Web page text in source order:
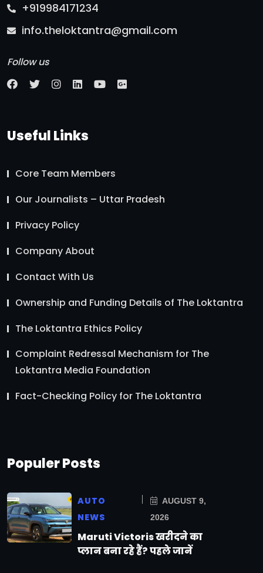
+919984171234
info.theloktantra@gmail.com
Follow us
Useful Links
Core Team Members
Our Journalists – Uttar Pradesh
Privacy Policy
Company About
Contact With Us
Ownership and Funding Details of The Loktantra
The Loktantra Ethics Policy
Complaint Redressal Mechanism for The
Loktantra Media Foundation
Fact-Checking Policy for The Loktantra
Populer Posts
AUTO
NEWS
AUGUST 9,
2026
Maruti Victoris खरीदने का
प्लान बना रहे हैं? पहले जानें